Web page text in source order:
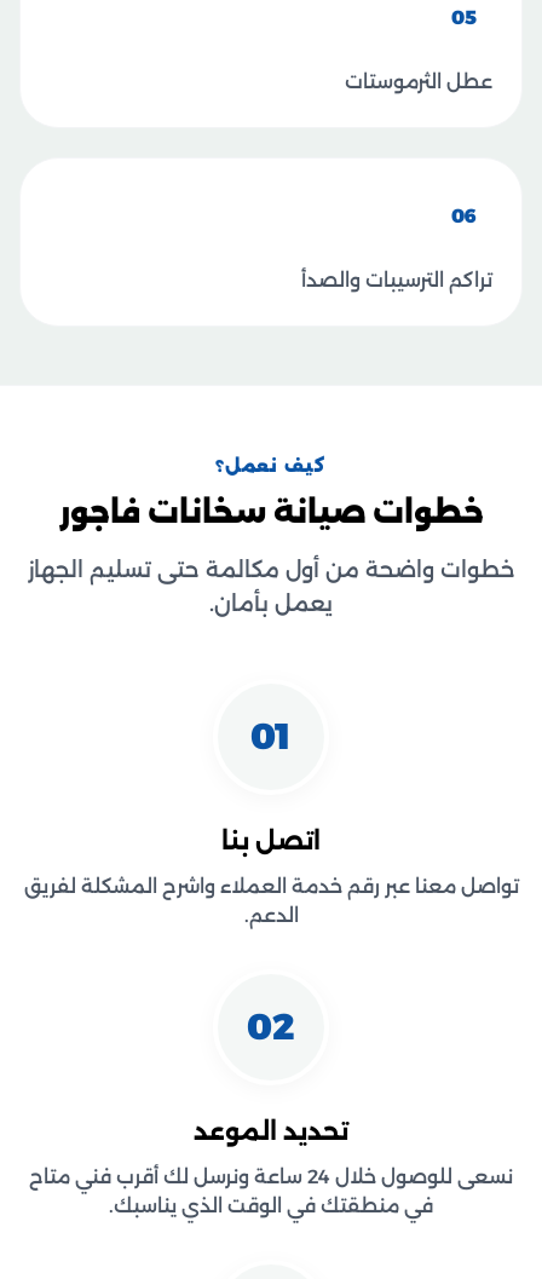
05
عطل الثرموستات
06
تراكم الترسيبات والصدأ
كيف نعمل؟
خطوات صيانة سخانات فاجور
خطوات واضحة من أول مكالمة حتى تسليم الجهاز
يعمل بأمان.
01
اتصل بنا
تواصل معنا عبر رقم خدمة العملاء واشرح المشكلة لفريق
الدعم.
02
تحديد الموعد
نسعى للوصول خلال 24 ساعة ونرسل لك أقرب فني متاح
في منطقتك في الوقت الذي يناسبك.